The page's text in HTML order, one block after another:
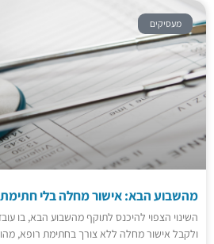
מעסיקים
מהשבוע הבא: אישור מחלה בלי
השינוי הצפוי להיכנס לתוקף מהשבוע הבא, בו
ולקבל אישור מחלה ללא צורך בחתימת רופא,